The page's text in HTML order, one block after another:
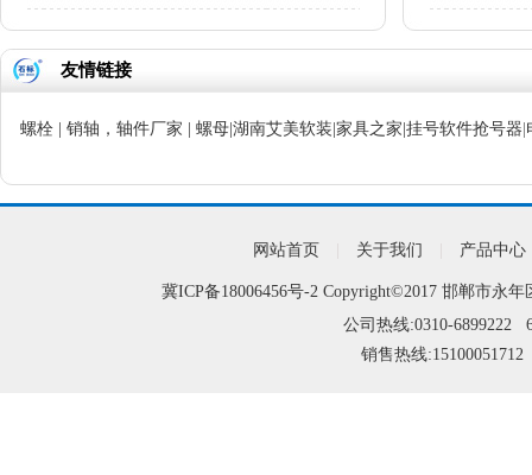
友情链接
螺栓| 销轴，轴件厂家 螺母| 湖南艾美软装 家具之家 挂号软件抢号器
网站首页 关于我们 产品中心
冀ICP备18006456号-2 Copyright©2017 邯郸市永年
公司热线:0310-6899222
销售热线